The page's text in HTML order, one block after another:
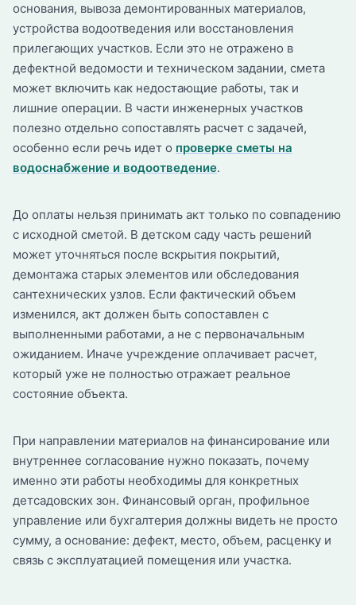
основания, вывоза демонтированных материалов,
устройства водоотведения или восстановления
прилегающих участков. Если это не отражено в
дефектной ведомости и техническом задании, смета
может включить как недостающие работы, так и
лишние операции. В части инженерных участков
полезно отдельно сопоставлять расчет с задачей,
особенно если речь идет о проверке сметы на
водоснабжение и водоотведение.
До оплаты нельзя принимать акт только по совпадению
с исходной сметой. В детском саду часть решений
может уточняться после вскрытия покрытий,
демонтажа старых элементов или обследования
сантехнических узлов. Если фактический объем
изменился, акт должен быть сопоставлен с
выполненными работами, а не с первоначальным
ожиданием. Иначе учреждение оплачивает расчет,
который уже не полностью отражает реальное
состояние объекта.
При направлении материалов на финансирование или
внутреннее согласование нужно показать, почему
именно эти работы необходимы для конкретных
детсадовских зон. Финансовый орган, профильное
управление или бухгалтерия должны видеть не просто
сумму, а основание: дефект, место, объем, расценку и
связь с эксплуатацией помещения или участка.